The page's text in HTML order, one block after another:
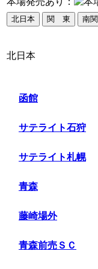
北日本 関 東 南
北日本
函館
サテライト石狩
サテライト札幌
青森
藤崎場外
青森前売ＳＣ